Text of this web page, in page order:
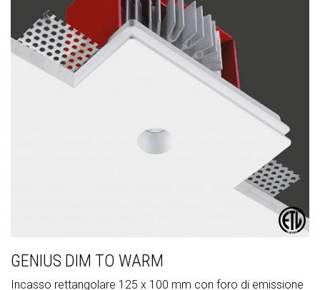
GENIUS DIM TO WARM
Incasso rettangolare 125 x 100 mm con foro di emissione